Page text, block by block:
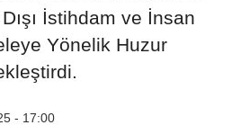
İstihdam ve İnsan
Yönelik Huzur
- 17:00